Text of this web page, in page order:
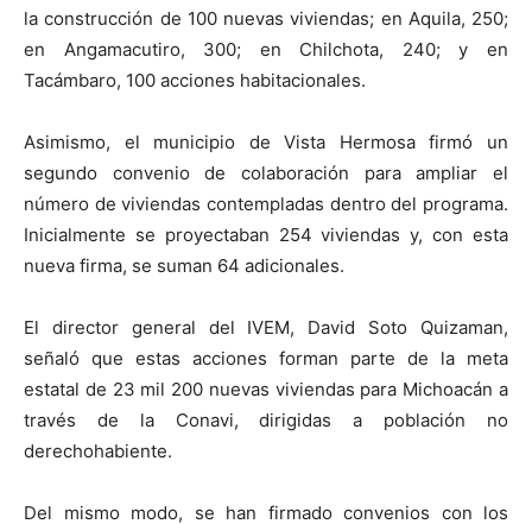
la construcción de 100 nuevas viviendas; en Aquila, 250;
en Angamacutiro, 300; en Chilchota, 240; y en
Tacámbaro, 100 acciones habitacionales.
Asimismo, el municipio de Vista Hermosa firmó un
segundo convenio de colaboración para ampliar el
número de viviendas contempladas dentro del programa.
Inicialmente se proyectaban 254 viviendas y, con esta
nueva firma, se suman 64 adicionales.
El director general del IVEM, David Soto Quizaman,
señaló que estas acciones forman parte de la meta
estatal de 23 mil 200 nuevas viviendas para Michoacán a
través de la Conavi, dirigidas a población no
derechohabiente.
Del mismo modo, se han firmado convenios con los